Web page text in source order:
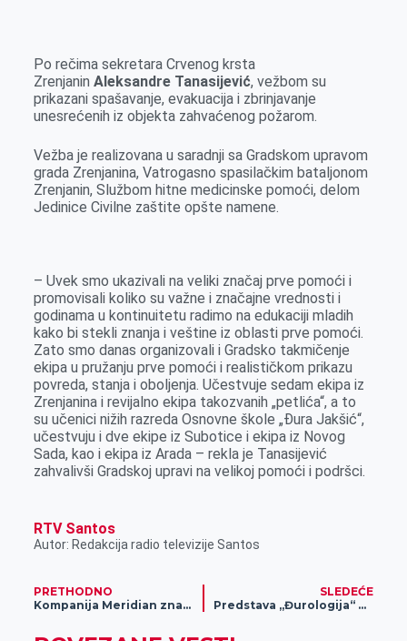
Po rečima sekretara Crvenog krsta
Zrenjanin Aleksandre Tanasijević, vežbom su
prikazani spašavanje, evakuacija i zbrinjavanje
unesrećenih iz objekta zahvaćenog požarom.
Vežba je realizovana u saradnji sa Gradskom upravom
grada Zrenjanina, Vatrogasno spasilačkim bataljonom
Zrenjanin, Službom hitne medicinske pomoći, delom
Jedinice Civilne zaštite opšte namene.
– Uvek smo ukazivali na veliki značaj prve pomoći i
promovisali koliko su važne i značajne vrednosti i
godinama u kontinuitetu radimo na edukaciji mladih
kako bi stekli znanja i veštine iz oblasti prve pomoći.
Zato smo danas organizovali i Gradsko takmičenje
ekipa u pružanju prve pomoći i realističkom prikazu
povreda, stanja i oboljenja. Učestvuje sedam ekipa iz
Zrenjanina i revijalno ekipa takozvanih „petlića“, a to
su učenici nižih razreda Osnovne škole „Đura Jakšić“,
učestvuju i dve ekipe iz Subotice i ekipa iz Novog
Sada, kao i ekipa iz Arada – rekla je Tanasijević
zahvalivši Gradskoj upravi na velikoj pomoći i podršci.
RTV Santos
Autor: Redakcija radio televizije Santos
PRETHODNO
Kompanija Meridian značajnom novčanom donacijom pomogla Neveni Vujić
SLEDEĆE
Predstava „Đurologija“ u Kulturnom centru Zrenjanin